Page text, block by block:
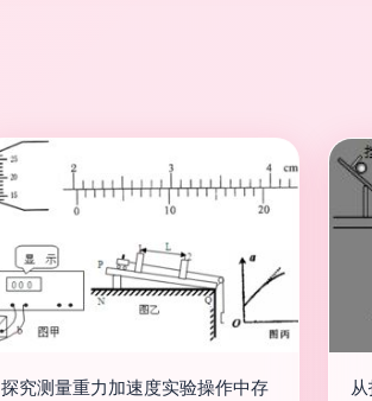
探究测量重力加速度实验操作中存